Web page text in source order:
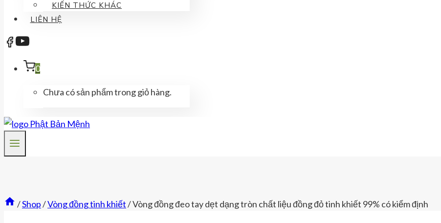
KIẾN THỨC KHÁC
LIÊN HỆ
0
Chưa có sản phẩm trong giỏ hàng.
/Shop/Vòng đồng tinh khiết/Vòng đồng đeo tay dẹt dạng tròn chất liệu đồng đỏ tinh khiết 99% có kiểm định